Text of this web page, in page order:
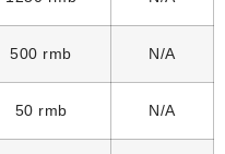
500 rmb N/A
50 rmb N/A